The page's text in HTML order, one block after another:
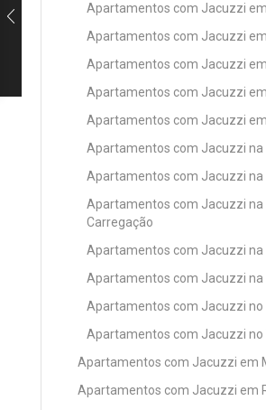
Apartamentos com Jacuzzi
Apartamentos com Jacuzzi
Apartamentos com Jacuzzi
Apartamentos com Jacuzzi
Apartamentos com Jacuzzi
Apartamentos com Jacuzzi na
Apartamentos com Jacuzzi na
Apartamentos com Jacuzzi na
Carregação
Apartamentos com Jacuzzi na
Apartamentos com Jacuzzi na
Apartamentos com Jacuzzi no
Apartamentos com Jacuzzi no
Apartamentos com Jacuzzi em
Apartamentos com Jacuzzi em